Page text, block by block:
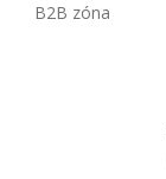
B2B zóna